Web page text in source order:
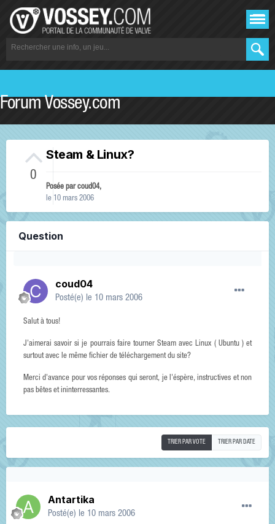
Forum Vossey.com
0
Steam & Linux?
Posée parcoud04,
le 10 mars 2006
Question
coud04
Posté(e) le 10 mars 2006
Salut à tous!
J'aimerai savoir si je pourrais faire tourner Steam avec Linux ( Ubuntu ) et
surtout avec le même fichier de téléchargement du site?
Merci d'avance pour vos réponses qui seront, je l'éspère, instructives et non
pas bêtes et ininterressantes.
TRIER PAR VOTE TRIER PAR DATE
Antartika
Posté(e) le 10 mars 2006